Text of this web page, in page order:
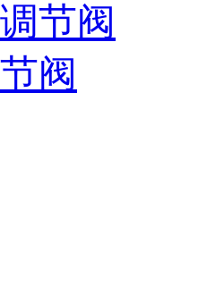
节阀
阀